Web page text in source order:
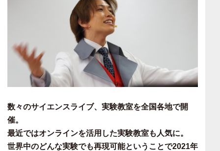
数々のサイエンスライブ、実験教室を全国各地で開
催。
最近ではオンラインを活用した実験教室も人気に。
世界中のどんな実験でも再現可能ということで2021年